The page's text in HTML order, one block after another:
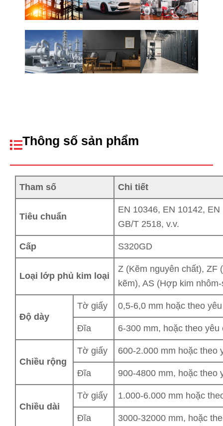
Thông số sản phẩm
Tham số Chi tiết
Tiêu chuẩn
EN 10346, EN 10142,
GB/T 2518, v.v.
Cấp S320GD
Loại lớp phủ kim loại
Z (Kẽm nguyên chất), ZF
kẽm), AS (Hợp kim
Độ dày
Tờ giấy 0,5-6,0 mm hoặc theo
Đĩa 6-300 mm, hoặc theo yêu
Chiều rộng
Tờ giấy 600-2.000 mm hoặc theo
Đĩa 900-4800 mm, hoặc theo
Chiều dài
Tờ giấy 1.000-6.000 mm hoặc
Đĩa 3000-32000 mm, hoặc